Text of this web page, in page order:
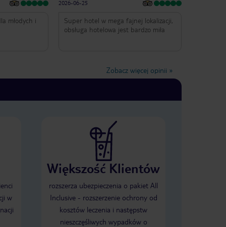
młodych i
2026-06-25
Super hotel w mega fajnej lokalizacji,
obsługa hotelowa jest bardzo miła
Zobacz więcej opinii »
w
Większość Klientów
rozszerza ubezpieczenia o pakiet All
Inclusive - rozszerzenie ochrony od
kosztów leczenia i następstw
nieszczęśliwych wypadków o